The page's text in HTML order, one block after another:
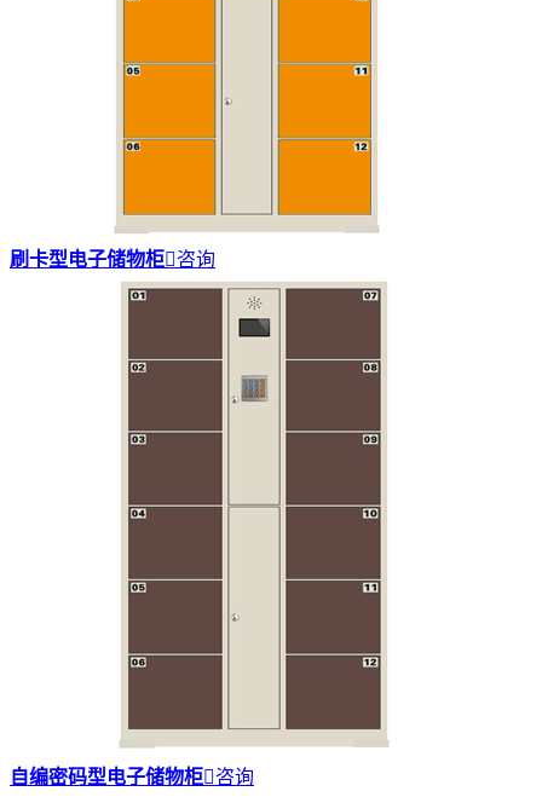
刷卡型电子储物柜咨询
自编密码型电子储物柜咨询